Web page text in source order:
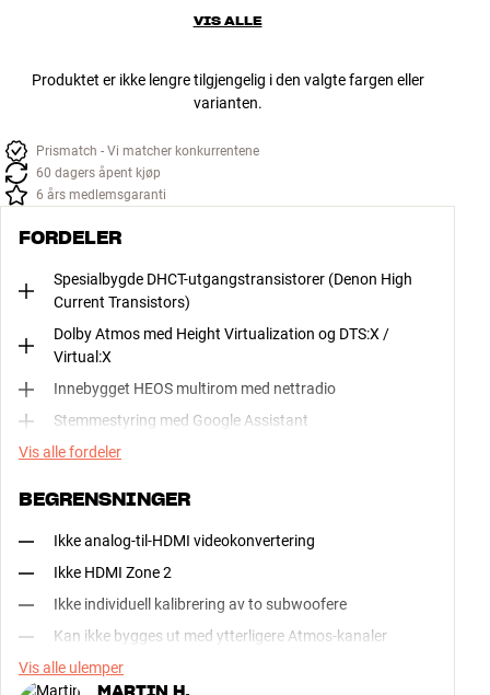
VIS ALLE
Produktet er ikke lengre tilgjengelig i den valgte fargen eller
varianten.
Prismatch - Vi matcher konkurrentene
60 dagers åpent kjøp
6 års medlemsgaranti
FORDELER
Spesialbygde DHCT-utgangstransistorer (Denon High
Current Transistors)
Dolby Atmos med Height Virtualization og DTS:X /
Virtual:X
Innebygget HEOS multirom med nettradio
Stemmestyring med Google Assistant
Vis alle fordeler
BEGRENSNINGER
Ikke analog-til-HDMI videokonvertering
Ikke HDMI Zone 2
Ikke individuell kalibrering av to subwoofere
Kan ikke bygges ut med ytterligere Atmos-kanaler
Vis alle ulemper